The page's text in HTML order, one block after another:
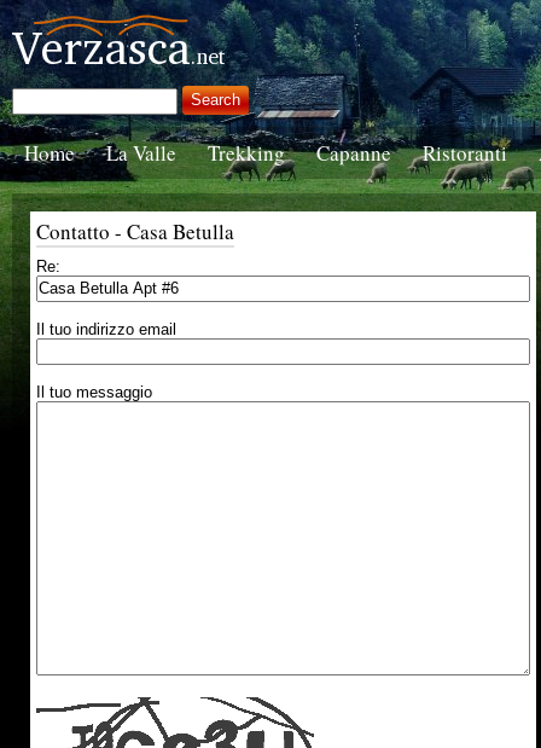
Home La Valle Trekking Capanne Ristoranti
Contatto - Casa Betulla
Re:
Il tuo indirizzo email
Il tuo messaggio